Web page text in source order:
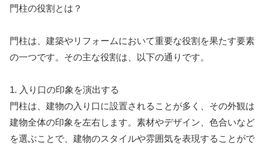
門柱の役割とは？
門柱は、建築やリフォームにおいて重要な役割を果たす要素
の一つです。その主な役割は、以下の通りです。
1. 入り口の印象を演出する
門柱は、建物の入り口に設置されることが多く、その外観は
建物全体の印象を左右します。素材やデザイン、色合いなど
を選ぶことで、建物のスタイルや雰囲気を表現することがで